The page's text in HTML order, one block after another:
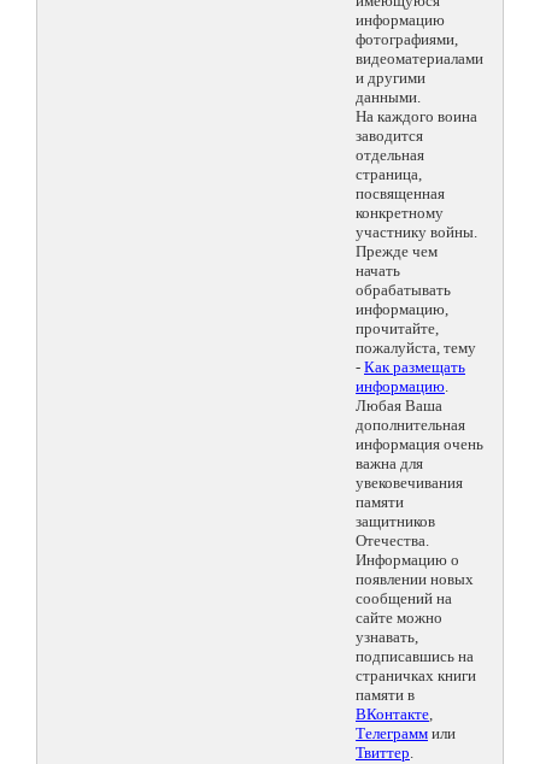
информацию
фотографиями,
видеоматериалами
и другими
данными.
На каждого воина
заводится
отдельная
страница,
посвященная
конкретному
участнику войны.
Прежде чем
начать
обрабатывать
информацию,
прочитайте,
пожалуйста, тему
- Как размещать
информацию.
Любая Ваша
дополнительная
информация очень
важна для
увековечивания
памяти
защитников
Отечества.
Информацию о
появлении новых
сообщений на
сайте можно
узнавать,
подписавшись на
страничках книги
памяти в
ВКонтакте,
Телеграмм или
Твиттер.